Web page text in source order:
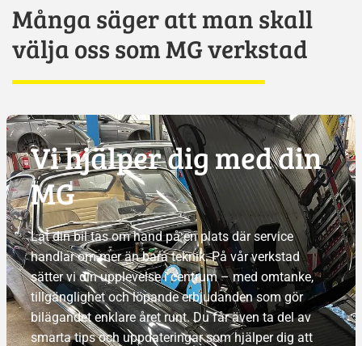
Många säger att man skall
välja oss som MG verkstad
Vi hjälper dig med din
MG
Låt din bil tas om hand på en plats där service
handlar om mer än bara teknik. På vår verkstad
sätter vi din upplevelse i centrum – med omtanke,
tillgänglighet och löpande erbjudanden som gör
bilägandet enklare året runt. Du får även ta del av
smarta tips och uppdateringar som hjälper dig att